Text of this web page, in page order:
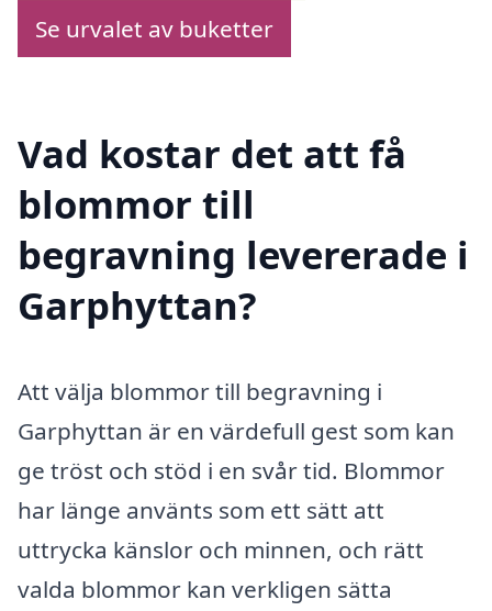
Se urvalet av buketter
Vad kostar det att få
blommor till
begravning levererade i
Garphyttan?
Att välja blommor till begravning i
Garphyttan är en värdefull gest som kan
ge tröst och stöd i en svår tid. Blommor
har länge använts som ett sätt att
uttrycka känslor och minnen, och rätt
valda blommor kan verkligen sätta